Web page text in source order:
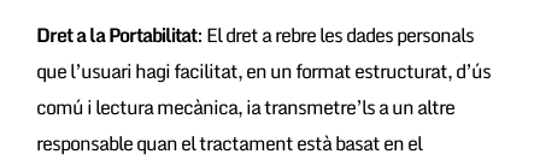
Dret a la Portabilitat: El dret a rebre les dades personals
que l’usuari hagi facilitat, en un format estructurat, d’ús
comú i lectura mecànica, ia transmetre’ls a un altre
responsable quan el tractament està basat en el